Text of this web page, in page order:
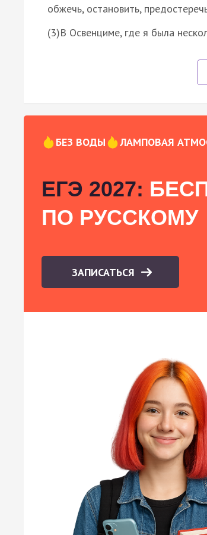
обжечь, остановить,
(3)В Освенциме, где я была
БЕЗ ВОДЫ ЛАМПОВАЯ
ЕГЭ 2027:
ПО РУССКОМУ
ЗАПИСАТЬСЯ